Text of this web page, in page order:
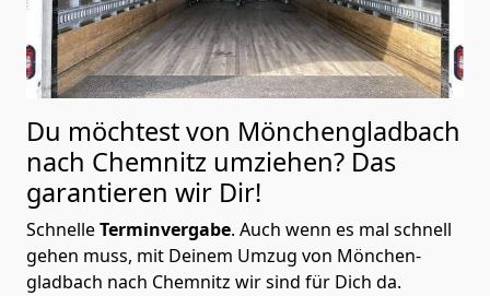
Du möchtest von Mönchen­gladbach
nach Chemnitz umziehen? Das
garantieren wir Dir!
SchnelleTerminvergabe. Auch wenn es mal schnell
gehen muss, mit Deinem Umzug von Mönchen­
gladbach nach Chemnitz wir sind für Dich da.